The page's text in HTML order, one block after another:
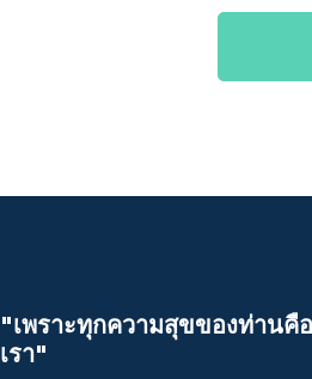
"เพราะทุกความสุขของท่านคื
เรา"